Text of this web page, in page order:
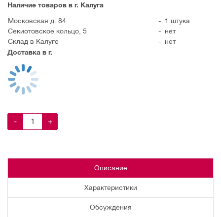
Наличие товаров в г. Калуга
Московская д. 84
- 1 штука
Секиотовское кольцо, 5
- нет
Склад в Калуге
- нет
Доставка в г.
- +
Описание
Характеристики
Обсуждения